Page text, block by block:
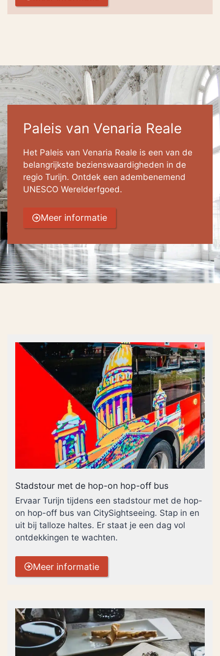
Paleis van Venaria Reale
Het Paleis van Venaria Reale is een van de
belangrijkste bezienswaardigheden in de
regio Turijn. Ontdek een adembenemend
UNESCO Werelderfgoed.
Meer informatie
Stadstour met de hop-on hop-off bus
Ervaar Turijn tijdens een stadstour met de hop-
on hop-off bus van CitySightseeing. Stap in en
uit bij talloze haltes. Er staat je een dag vol
ontdekkingen te wachten.
Meer informatie